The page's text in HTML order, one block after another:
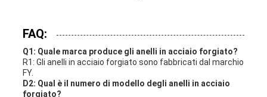
FAQ:
Q1: Quale marca produce gli anelli in acciaio forgiato?
R1: Gli anelli in acciaio forgiato sono fabbricati dal marchio
FY.
D2: Qual è il numero di modello degli anelli in acciaio
forgiato?